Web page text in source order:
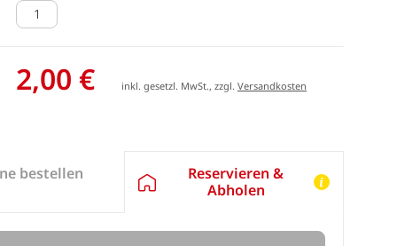
2,00 € inkl. gesetzl. MwSt., zzgl.Versandkosten
bestellen
Reservieren &
Abholen